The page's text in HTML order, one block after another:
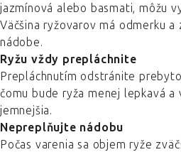
jazmínová alebo basmati, môžu
Väčšina ryžovarov má odmerku a
nádobe.
Ryžu vždy prepláchnite
Prepláchnutím odstránite
čomu bude ryža menej lepkavá
jemnejšia.
Nepreplňujte nádobu
Počas varenia sa objem ryže